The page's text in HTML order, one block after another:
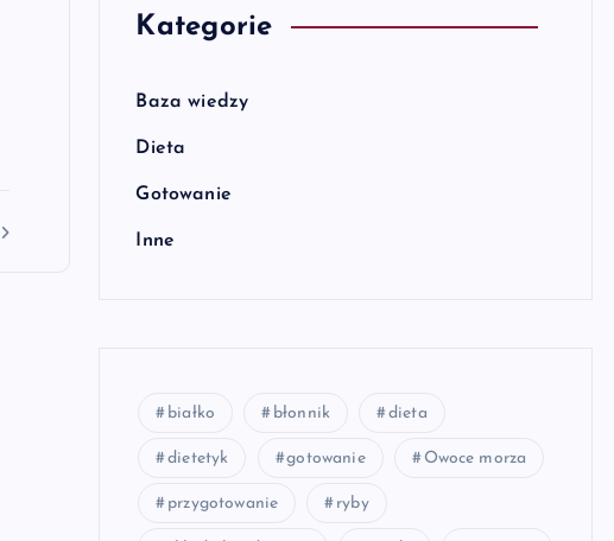
Kategorie
Baza wiedzy
Dieta
Gotowanie
Inne
białko błonnik dieta
dietetyk gotowanie Owoce morza
przygotowanie ryby